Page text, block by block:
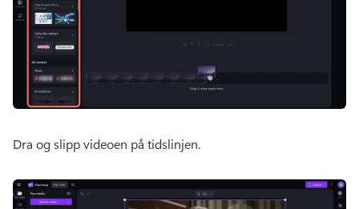
Dra og slipp videoen på tidslinjen.